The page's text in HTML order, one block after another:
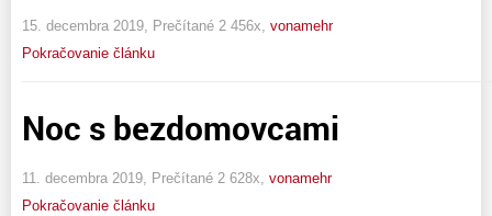
15. decembra 2019, Prečítané 2 456x, vonamehr
Pokračovanie článku
Noc s bezdomovcami
11. decembra 2019, Prečítané 2 628x, vonamehr
Pokračovanie článku